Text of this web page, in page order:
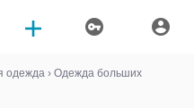
одежда › Одежда больших